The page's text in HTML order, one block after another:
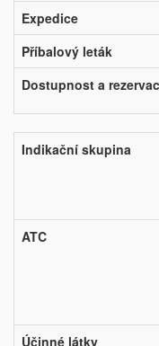
Expedice
Příbalový leták
Dostupnost a
Indikační skupina
ATC
Účinné látky